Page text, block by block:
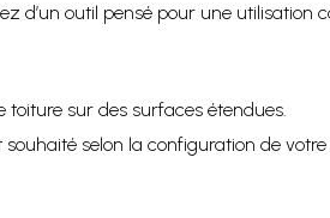
d’un outil pensé pour une utilisation
toiture sur des surfaces étendues.
selon la configuration de